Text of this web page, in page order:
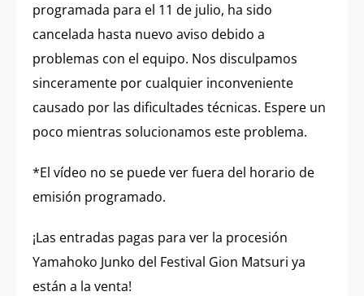
programada para el 11 de julio, ha sido
cancelada hasta nuevo aviso debido a
problemas con el equipo. Nos disculpamos
sinceramente por cualquier inconveniente
causado por las dificultades técnicas. Espere un
poco mientras solucionamos este problema.
*El vídeo no se puede ver fuera del horario de
emisión programado.
¡Las entradas pagas para ver la procesión
Yamahoko Junko del Festival Gion Matsuri ya
están a la venta!